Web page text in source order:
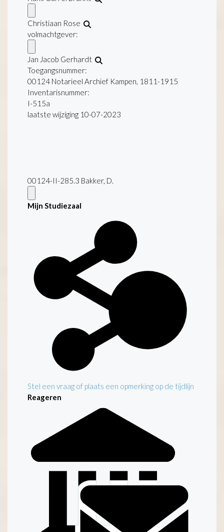
Christiaan Rose
volmachtgever:
Jan Jacob Gerhardt
Toegangsnummer:
00124 Notarieel Archief Kampen, 1811-1915
Inventarisnummer:
I-515a
laatste wijziging 10-07-2023
00124-II-285.3 Bakker, D.
Mijn Studiezaal
Stel een vraag of plaats een opmerking op de tijdlijn
Reageren